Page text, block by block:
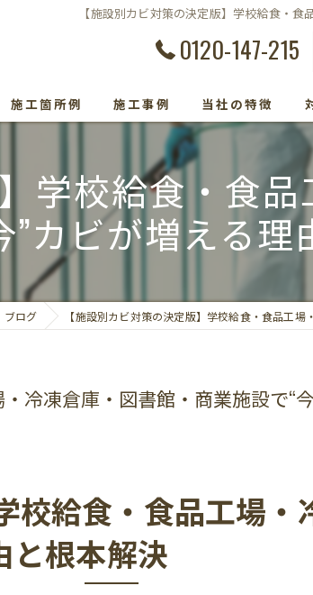
【施設別カビ対策の決定版】学校給食・
0120-147-215
施工箇所例 施工事例 当社の特徴
防カビ
カビ取り専門
カビ検査
学校給食・食
”カビが増える
ブログ 【施設別カビ対策の決定版】学校給食・食品工
冷凍倉庫・図書館・商業施設で“
校給食・食品工場
と根本解決